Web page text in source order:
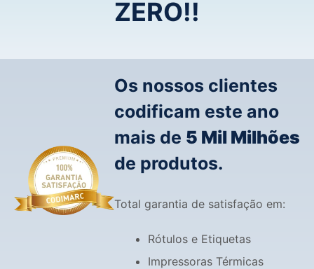
ZERO!!
Os nossos clientes
codificam este ano
mais de 5 Mil Milhões
de produtos.
Total garantia de satisfação em:
Rótulos e Etiquetas
Impressoras Térmicas